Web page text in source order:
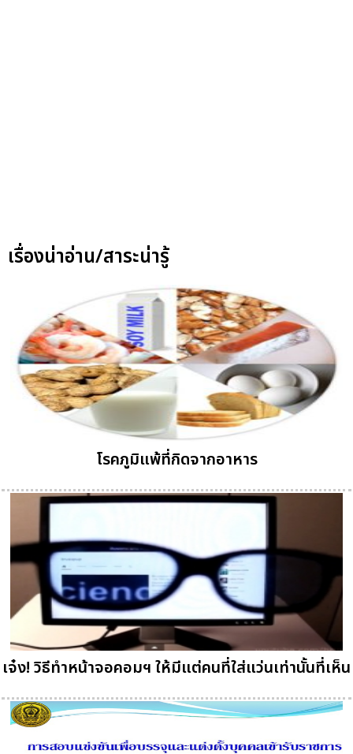
เรื่องน่าอ่าน/สาระน่ารู้
โรคภูมิแพ้ที่กิดจากอาหาร
เจ๋ง! วิธีทำหน้าจอคอมฯ ให้มีแต่คนที่ใส่แว่นเท่านั้นที่เห็น